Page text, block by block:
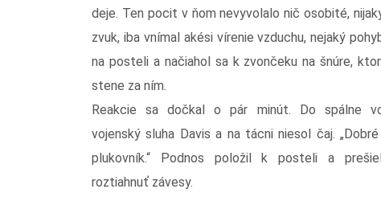
deje. Ten pocit v ňom nevyvolalo nič osobité,
zvuk, iba vnímal akési vírenie vzduchu, nejaký
na posteli a načiahol sa k zvončeku na šnúre,
stene za ním.
Reakcie sa dočkal o pár minút. Do spálne
vojenský sluha Davis a na tácni niesol čaj. „Dobré
plukovník.“ Podnos položil k posteli a
roztiahnuť závesy.